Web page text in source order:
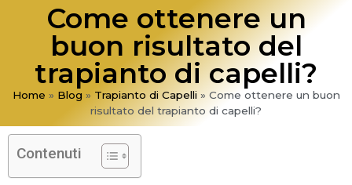
Come ottenere un
buon risultato del
trapianto di capelli?
Home » Blog » Trapianto di Capelli » Come ottenere un buon
risultato del trapianto di capelli?
Contenuti